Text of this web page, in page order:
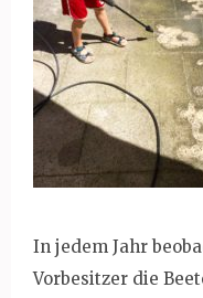
In jedem Jahr
Vorbesitzer die